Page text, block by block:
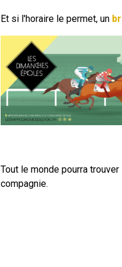
Et si l'horaire le permet, un
Tout le monde pourra
compagnie.